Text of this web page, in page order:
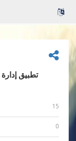
15
0